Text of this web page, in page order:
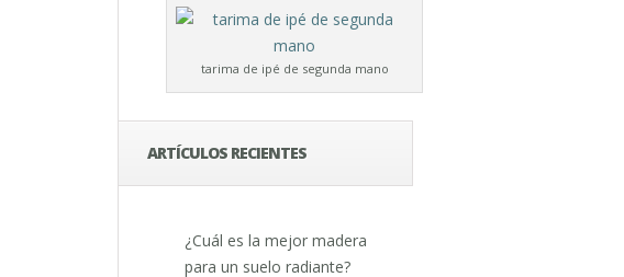
tarima de ipé de segunda mano
ARTÍCULOS RECIENTES
¿Cuál es la mejor madera
para un suelo radiante?